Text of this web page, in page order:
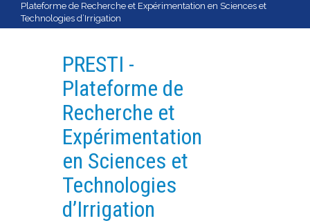
AGENDA
CALENDRIER DES ÉVÈNEMENTS
ORGANIGRAMME
LISTE DU PERSONNEL
RECRUTEMENT
RECHERCHE
PLATEFORMES EXPÉRIMENTALES
IMPLANTATIONS GÉOGRAPHIQUES
Plateforme de Recherche et Expérimentation en Sciences et
Technologies d’Irrigation
PRESTI -
Plateforme de
Recherche et
Expérimentation
en Sciences et
Technologies
d’Irrigation